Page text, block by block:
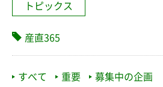
トピックス
産直365
すべて 重要 募集中の企画